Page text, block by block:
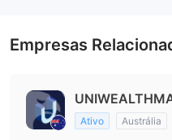
Empresas
Ativo Austrália